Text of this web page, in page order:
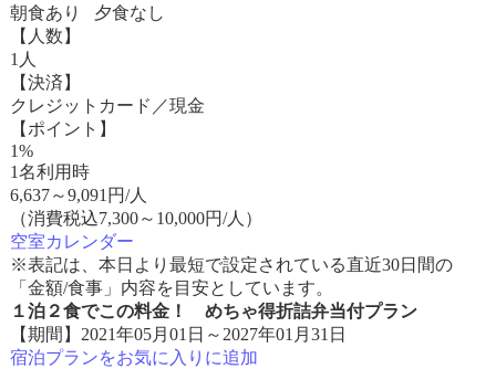
朝食あり 夕食なし
【人数】
1人
【決済】
クレジットカード／現金
【ポイント】
1%
1名利用時
6,637～9,091 円/人
（消費税込7,300～10,000円/人）
空室カレンダー
※表記は、本日より最短で設定されている直近30日間の
「金額/食事」内容を目安としています。
１泊２食でこの料金！ めちゃ得折詰弁当付プラン
【期間】2021年05月01日～2027年01月31日
宿泊プランをお気に入りに追加